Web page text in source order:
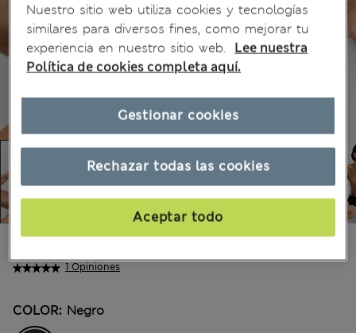
1 Opiniones
$29.99
COLOR: Negro
Nuestro sitio web utiliza cookies y tecnologías
similares para diversos fines, como mejorar tu
experiencia en nuestro sitio web.
Lee nuestra
Política de cookies completa aquí.
Rechazar todas las cookies
Aceptar todo
Gestionar cookies